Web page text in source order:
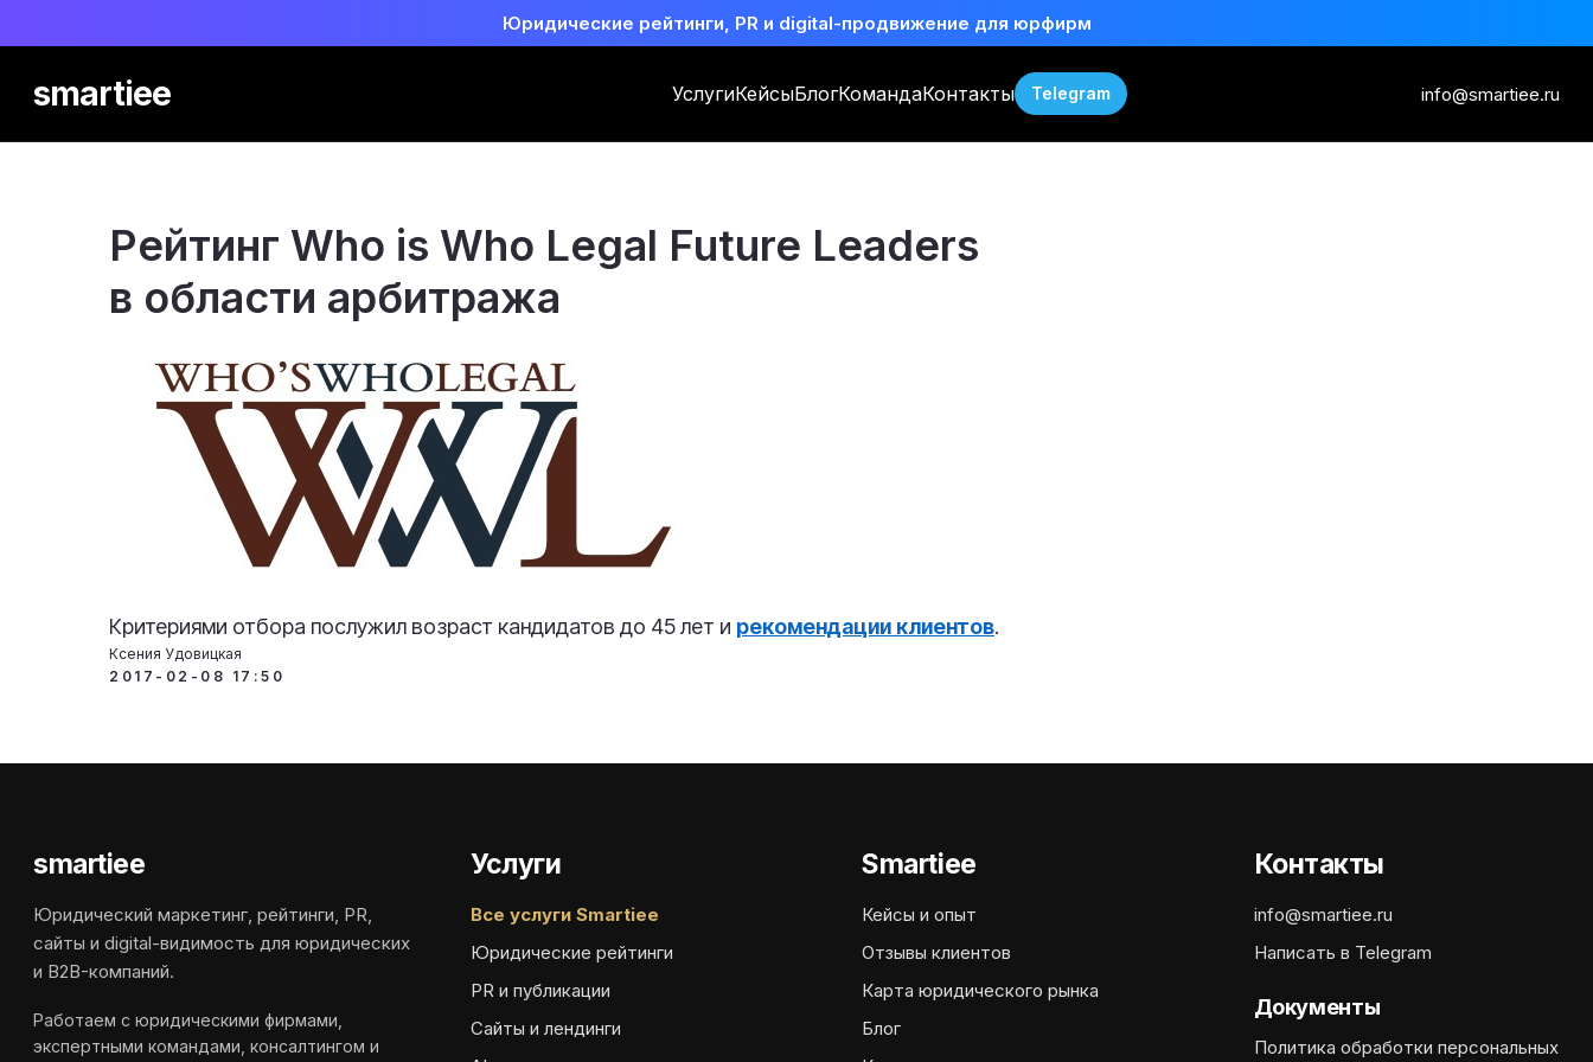
Юридические рейтинги, PR и digital-продвижение для юрфирм
smartiee УслугиКейсыБлогКомандаКонтакты Telegram info@smartiee.ru
Рейтинг Who is Who Legal Future Leaders
в области арбитража
Критериями отбора послужил возраст кандидатов до 45 лет и рекомендации клиентов.
Ксения Удовицкая
2017-02-08 17:50
smartiee
Юридический маркетинг, рейтинги, PR,
сайты и digital-видимость для юридических
и B2B-компаний.
Работаем с юридическими фирмами,
экспертными командами, консалтингом и
Услуги
Все услуги Smartiee
Юридические рейтинги
PR и публикации
Сайты и лендинги
Smartiee
Кейсы и опыт
Отзывы клиентов
Карта юридического рынка
Блог
Контакты
info@smartiee.ru
Написать в Telegram
Документы
Политика обработки персональных